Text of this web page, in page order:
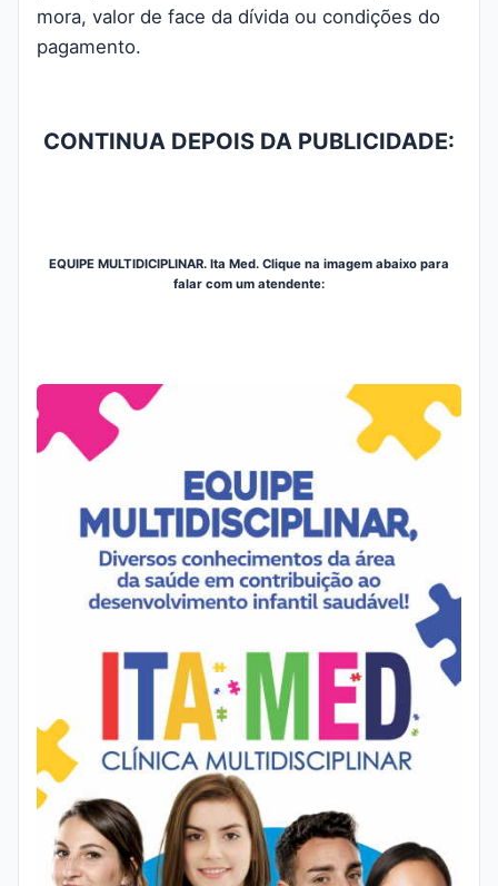
mora, valor de face da dívida ou condições do
pagamento.
CONTINUA DEPOIS DA PUBLICIDADE:
EQUIPE MULTIDICIPLINAR. Ita Med. Clique na imagem abaixo para
falar com um atendente: